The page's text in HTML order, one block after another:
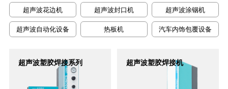
超声波花边机 超声波封口机 超声波涂铟机
超声波自动化设备 热板机 汽车内饰包覆设备
超声波塑胶焊接系列 超声波塑胶焊接机